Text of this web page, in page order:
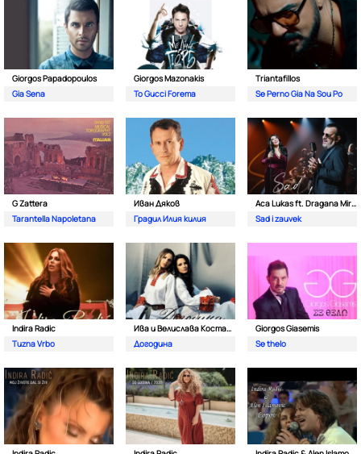
Giorgos Papadopoulos
Gia Sena
Giorgos Mazonakis
To Gucci Forema
Triantafillos
Se Perno Gia Na Sou Po
G Zattera
Tarantella Napoletana
Иван Дяков
Градил Илия килия
Aca Lukas ft. Dragana Mirkovic
Sad i zauvek
Indira Radic
Tuzna Vrbo
Ива и Велислава Костадинови
Догодина
Giorgos Giasemis
Se thelo